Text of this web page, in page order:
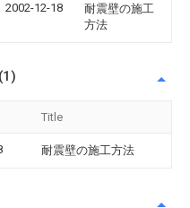
2002-12-18
耐震壁の施工
方法
Title
耐震壁の施工方法